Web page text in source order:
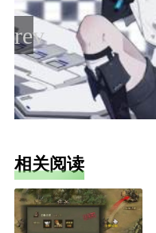
相关阅读